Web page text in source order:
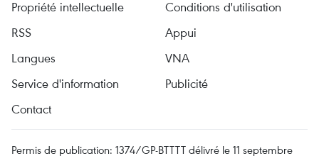
Propriété intellectuelle
Conditions d'utilisation
RSS
Appui
Langues
VNA
Service d'information
Publicité
Contact
Permis de publication: 1374/GP-BTTTT délivré le 11 septembre